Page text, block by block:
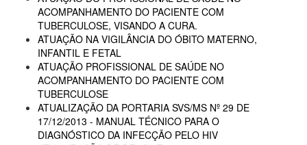
ACOMPANHAMENTO DO PACIENTE COM
TUBERCULOSE, VISANDO A CURA.
ATUAÇÃO NA VIGILÂNCIA DO ÓBITO MATERNO,
INFANTIL E FETAL
ATUAÇÃO PROFISSIONAL DE SAÚDE NO
ACOMPANHAMENTO DO PACIENTE COM
TUBERCULOSE
ATUALIZAÇÃO DA PORTARIA SVS/MS Nº 29 DE
17/12/2013 - MANUAL TÉCNICO PARA O
DIAGNÓSTICO DA INFECÇÃO PELO HIV